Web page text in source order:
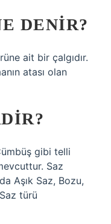
DENIR?
ait bir çalgıdır.
atası olan
gibi telli
Saz
Aşık Saz, Bozu,
türü